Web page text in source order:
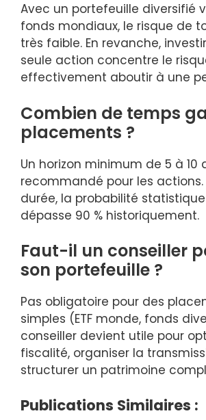
Avec un portefeuille diversifié
fonds mondiaux, le risque de
très faible. En revanche,
seule action concentre le
effectivement aboutir à une
Combien de temps
placements ?
Un horizon minimum de 5 à 10
recommandé pour les
durée, la probabilité
dépasse 90 % historiquement.
Faut-il un conseiller
son portefeuille ?
Pas obligatoire pour des
simples (ETF monde, fonds
conseiller devient utile pour
fiscalité, organiser la
structurer un patrimoine
Publications Similaires :